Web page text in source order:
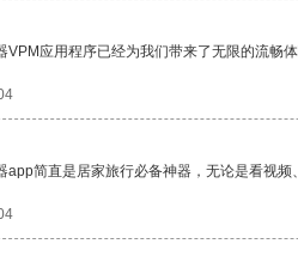
VPM应用程序已经为我们带来了无限的流畅体
app简直是居家旅行必备神器，无论是看视